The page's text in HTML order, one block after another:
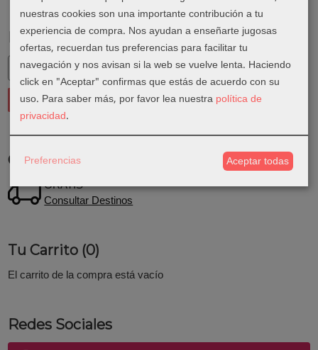
Marcas
Costes de Envío
GRATIS *
Consultar Destinos
Tu Carrito (0)
El carrito de la compra está vacío
Redes Sociales
nuestras cookies son una importante contribución a tu
experiencia de compra. Nos ayudan a enseñarte jugosas
ofertas, recuerdan tus preferencias para facilitar tu
navegación y nos avisan si la web se vuelve lenta. Haciendo
click en "Aceptar" confirmas que estás de acuerdo con su
uso. Para saber más, por favor lea nuestra política de
privacidad.
Preferencias Aceptar todas